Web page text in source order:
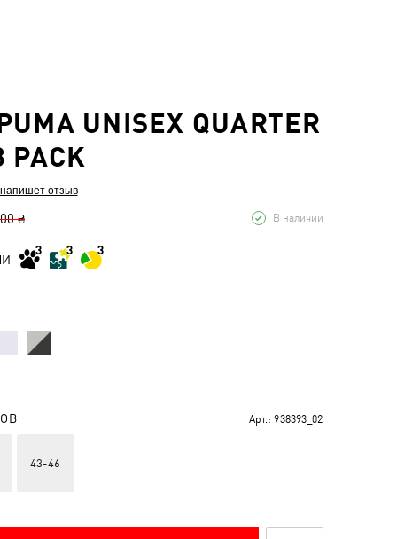
UNISEX QUARTER
PACK
отзыв
₴ В наличии
Арт.: 938393_02
43-46